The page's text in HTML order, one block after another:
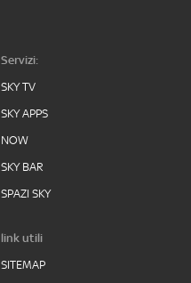
Servizi:
SKY TV
SKY APPS
NOW
SKY BAR
SPAZI SKY
link utili
SITEMAP